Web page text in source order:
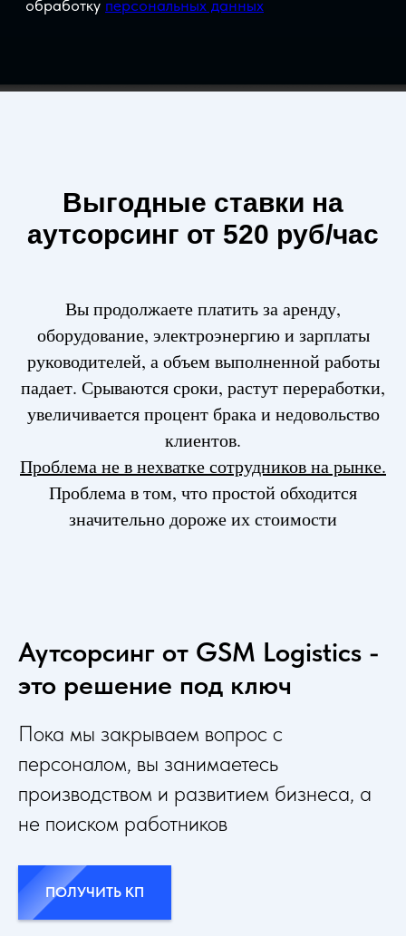
Выгодные ставки на
аутсорсинг от 520 руб/час
Вы продолжаете платить за аренду,
оборудование, электроэнергию и зарплаты
руководителей, а объем выполненной работы
падает. Срываются сроки, растут переработки,
увеличивается процент брака и недовольство
клиентов.
Проблема не в нехватке сотрудников на рынке.
Проблема в том, что простой обходится
значительно дороже их стоимости
Аутсорсинг от GSM Logistics -
это решение под ключ
Пока мы закрываем вопрос с
персоналом, вы занимаетесь
производством и развитием бизнеса, а
не поиском работников
ПОЛУЧИТЬ КП